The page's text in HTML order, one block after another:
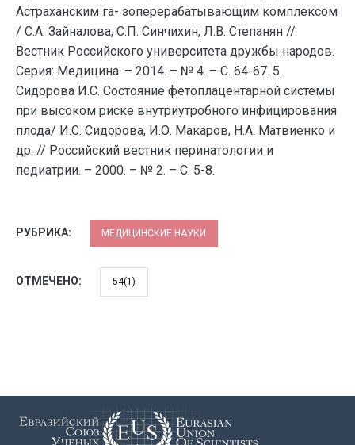
Астраханским га- зоперерабатывающим комплексом
/ С.А. Зайналова, С.П. Синчихин, Л.В. Степанян //
Вестник Российского университета дружбы народов.
Серия: Медицина. – 2014. – № 4. – С. 64-67. 5.
Сидорова И.С. Состояние фетоплацентарной системы
при высоком риске внутриутробного инфицирования
плода/ И.С. Сидорова, И.О. Макаров, Н.А. Матвиенко и
др. // Российский вестник перинатологии и
педиатрии. – 2000. – № 2. – С. 5-8.
РУБРИКА: МЕДИЦИНСКИЕ НАУКИ
ОТМЕЧЕНО: 54(1)